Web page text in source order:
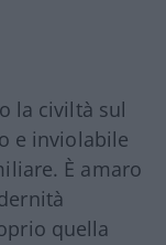
la civiltà sul
e inviolabile
È amaro
quella